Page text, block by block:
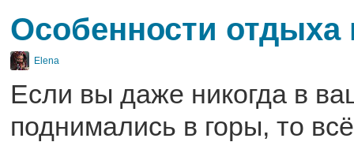
Особенности отдыха
Elena
Если вы даже никогда в
поднимались в горы, то